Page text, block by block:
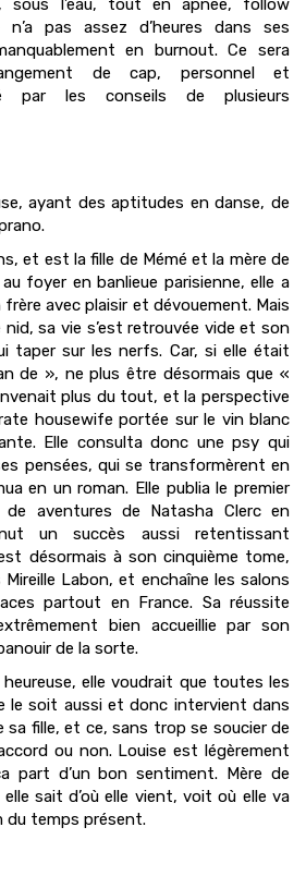
sous l’eau, tout en apnée, follow
pas assez d’heures dans ses
en burnout. Ce sera
de cap, personnel et
par les conseils de plusieurs
ayant des aptitudes en danse, de
et est la fille de Mémé et la mère de
foyer en banlieue parisienne, elle a
avec plaisir et dévouement. Mais
sa vie s’est retrouvée vide et son
taper sur les nerfs. Car, si elle était
de », ne plus être désormais que «
plus du tout, et la perspective
housewife portée sur le vin blanc
Elle consulta donc une psy qui
pensées, qui se transformèrent en
en un roman. Elle publia le premier
aventures de Natasha Clerc en
un succès aussi retentissant
désormais à son cinquième tome,
Labon, et enchaîne les salons
partout en France. Sa réussite
bien accueillie par son
de la sorte.
elle voudrait que toutes les
le soit aussi et donc intervient dans
sa fille, et ce, sans trop se soucier de
ou non. Louise est légèrement
part d’un bon sentiment. Mère de
elle sait d’où elle vient, voit où elle va
du temps présent.